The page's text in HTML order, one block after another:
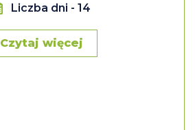
Liczba dni - 14
Czytaj więcej